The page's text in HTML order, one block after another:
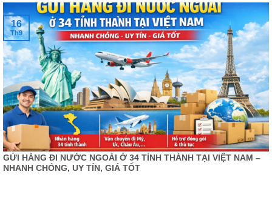
GỬI HÀNG ĐI NƯỚC NGOÀI Ở 34 TỈNH THÀNH TẠI VIỆT NAM –
NHANH CHÓNG, UY TÍN, GIÁ TỐT
16
Th9